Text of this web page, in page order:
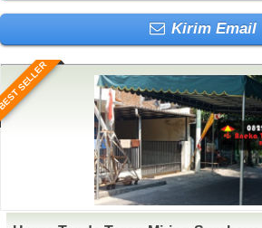
Kirim Email
SELLER